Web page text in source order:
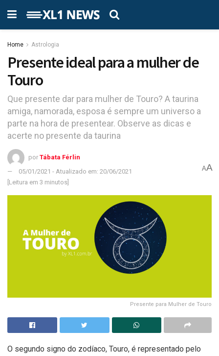
Home Astrologia
Presente ideal para a mulher de
Touro
Que presente dar para mulher de Touro? A taurina
amiga, namorada, esposa é sempre um universo a
parte na hora de presentear. Observe as dicas e
acerte no presente da taurina
por Tábata Férlin
05/01/2021 - Atualizado em: 20/06/2021
[Leitura em 3 minutos]
AA
Presente para Mulher de Touro
O segundo signo do zodíaco, Touro, é representado pelo